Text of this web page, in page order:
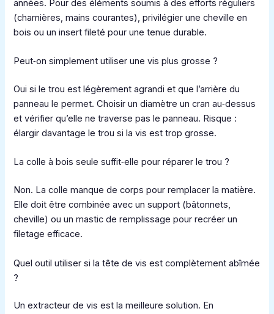
années. Pour des éléments soumis à des efforts réguliers
(charnières, mains courantes), privilégier une cheville en
bois ou un insert fileté pour une tenue durable.
Peut‑on simplement utiliser une vis plus grosse ?
Oui si le trou est légèrement agrandi et que l’arrière du
panneau le permet. Choisir un diamètre un cran au‑dessus
et vérifier qu’elle ne traverse pas le panneau. Risque :
élargir davantage le trou si la vis est trop grosse.
La colle à bois seule suffit‑elle pour réparer le trou ?
Non. La colle manque de corps pour remplacer la matière.
Elle doit être combinée avec un support (bâtonnets,
cheville) ou un mastic de remplissage pour recréer un
filetage efficace.
Quel outil utiliser si la tête de vis est complètement abîmée
?
Un extracteur de vis est la meilleure solution. En